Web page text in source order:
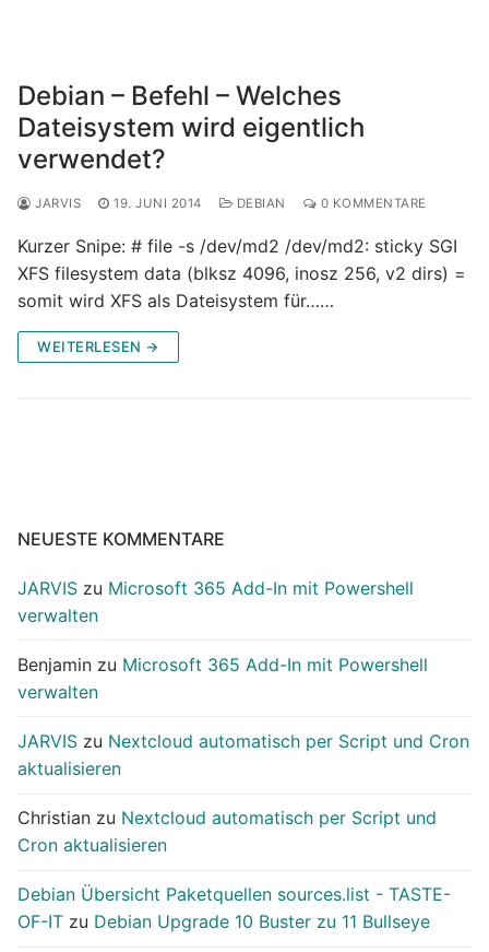
Debian – Befehl – Welches
Dateisystem wird eigentlich
verwendet?
JARVIS 19. JUNI 2014 DEBIAN 0 KOMMENTARE
Kurzer Snipe: # file -s /dev/md2 /dev/md2: sticky SGI
XFS filesystem data (blksz 4096, inosz 256, v2 dirs) =
somit wird XFS als Dateisystem für……
WEITERLESEN →
NEUESTE KOMMENTARE
JARVIS zu Microsoft 365 Add-In mit Powershell
verwalten
Benjamin zu Microsoft 365 Add-In mit Powershell
verwalten
JARVIS zu Nextcloud automatisch per Script und Cron
aktualisieren
Christian zu Nextcloud automatisch per Script und
Cron aktualisieren
Debian Übersicht Paketquellen sources.list - TASTE-
OF-IT zu Debian Upgrade 10 Buster zu 11 Bullseye